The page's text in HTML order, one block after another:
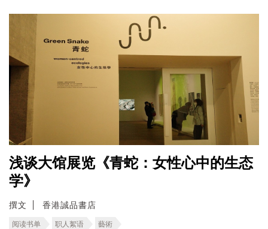
浅谈大馆展览《青蛇：女性心中的生态
学》
撰文 香港誠品書店
阅读书单 职人絮语 藝術